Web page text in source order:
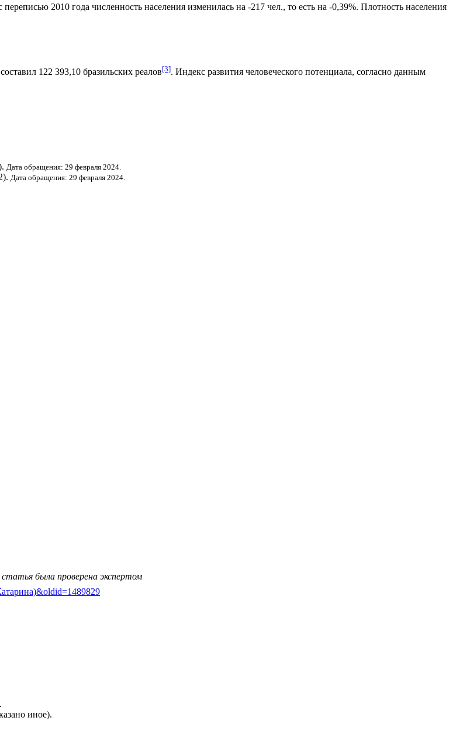
2010 года численность населения изменилась на -217 чел., то есть на -0,39%. Плотность населения
122 393,10 бразильских реалов[3]. Индекс развития человеческого потенциала, согласно данным
Дата обращения: 29 февраля 2024.
Дата обращения: 29 февраля 2024.
была проверена экспертом
иное).